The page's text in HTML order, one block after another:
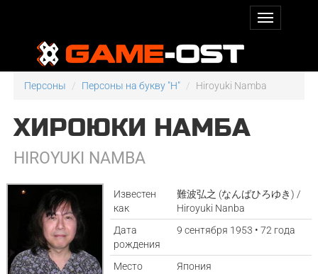
Персоны Персоны на букву "H" Hiroyuki Namba
ХИРОЮКИ НАМБА
HIROYUKI NAMBA
Известен
как
難波弘之 (なんばひろゆき) /
Hiroyuki Nanba
Дата
рождения
9 сентября 1953 • 72 года
Место
Япония